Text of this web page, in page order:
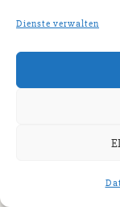
Dienste verwalten